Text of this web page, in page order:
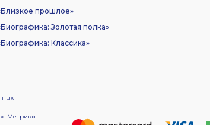
прошлое»
Золотая полка»
Классика»
Метрики